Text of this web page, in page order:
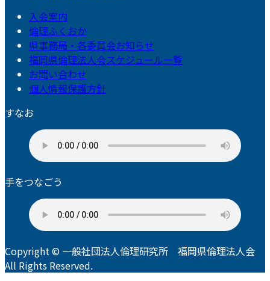
入会案内
倫理ふくおか
県事務局・各委員会お知らせ
福岡県倫理法人会スケジュール一覧
お問い合わせ
個人情報保護方針
すなお
手をつなごう
Copyright © 一般社団法人倫理研究所 福岡県倫理法人会
All Rights Reserved.